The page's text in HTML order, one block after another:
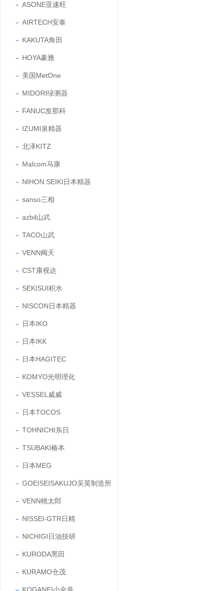
ASONE亚速旺
AIRTECH安泰
KAKUTA角田
HOYA豪雅
美国MetOne
MIDORI绿测器
FANUC发那科
IZUMI泉精器
北泽KITZ
Malcom马康
NIHON SEIKI日本精器
sanso三相
azbil山武
TACO山武
VENN阀天
CST康视达
SEKISUI积水
NISCON日本精器
日本IKO
日本IKK
日本HAGITEC
KOMYO光明理化
VESSEL威威
日本TOCOS
TOHNICHI东日
TSUBAKI椿本
日本MEG
GOEISEISAKUJO吴英制造所
VENN桃太郎
NISSEI-GTR日精
NICHIGI日油技研
KURODA黑田
KURAMO仓茂